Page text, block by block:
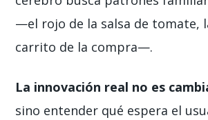
—el rojo de la salsa de tomate,
carrito de la compra—.
La innovación real no es
sino entender qué espera el